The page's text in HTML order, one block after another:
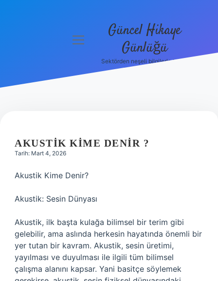
Hakkımızda
menüyü
Güncel Hikaye
Günlüğü
Sektörden neşeli bilgilerle tanış!
AKUSTIK KIME DENIR ?
Tarih: Mart 4, 2026
Akustik Kime Denir?
Akustik: Sesin Dünyası
Akustik, ilk başta kulağa bilimsel bir terim gibi
gelebilir, ama aslında herkesin hayatında önemli bir
yer tutan bir kavram. Akustik, sesin üretimi,
yayılması ve duyulması ile ilgili tüm bilimsel
çalışma alanını kapsar. Yani basitçe söylemek